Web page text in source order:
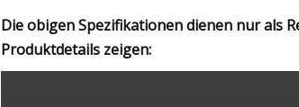
Die obigen Spezifikationen dienen nur als
Produktdetails zeigen: